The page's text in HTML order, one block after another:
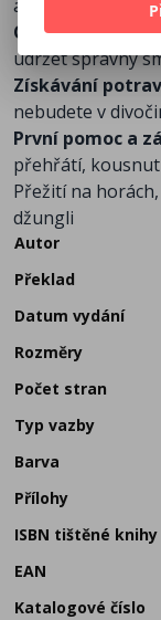
a další klíčové
Orientace v
udržet správný
Získávání
nebudete v
První pomoc a
přehřátí,
Přežití na
džungli
Autor
Překlad
Datum vydání
Rozměry
Počet stran
Typ vazby
Barva
Přílohy
ISBN tištěné knihy
EAN
Katalogové číslo